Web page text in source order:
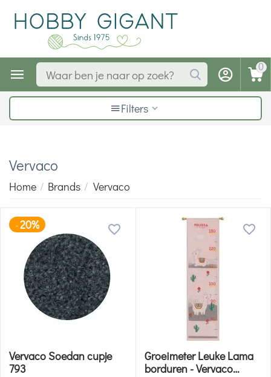
0
Filters
Vervaco
Home / Brands / Vervaco
-20%
Vervaco Soedan cupje
793
Groeimeter Leuke Lama
borduren - Vervaco